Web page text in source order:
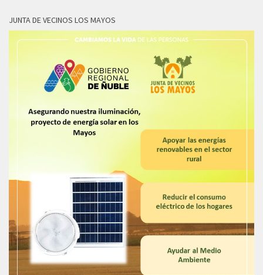
JUNTA DE VECINOS LOS MAYOS